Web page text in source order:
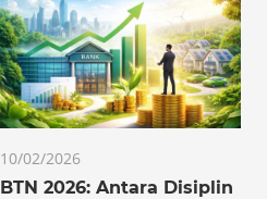
10/02/2026
BTN 2026: Antara Disiplin